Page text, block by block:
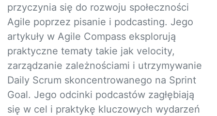
przyczynia się do rozwoju społeczności
Agile poprzez pisanie i podcasting. Jego
artykuły w Agile Compass eksplorują
praktyczne tematy takie jak velocity,
zarządzanie zależnościami i utrzymywanie
Daily Scrum skoncentrowanego na Sprint
Goal. Jego odcinki podcastów zagłębiają
się w cel i praktykę kluczowych wydarzeń